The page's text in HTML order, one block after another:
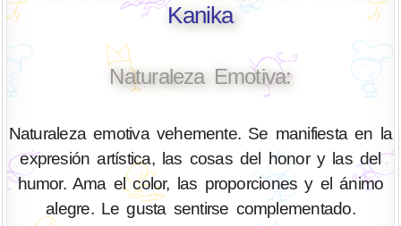
Kanika
Naturaleza Emotiva:
Naturaleza emotiva vehemente. Se manifiesta en la
expresión artística, las cosas del honor y las del
humor. Ama el color, las proporciones y el ánimo
alegre. Le gusta sentirse complementado.